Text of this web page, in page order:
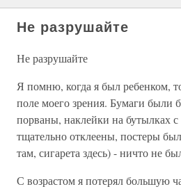
Не разрушайте
Не разрушайте
Я помню, когда я был ребенком,
поле моего зрения. Бумаги были
порваны, наклейки на бутылках
тщательно отклеены, постеры
там, сигарета здесь) - ничто не
С возрастом я потерял большую